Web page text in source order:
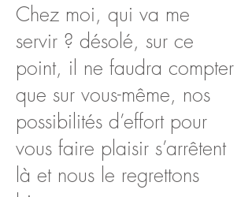
Chez moi, qui va me
servir ? désolé, sur ce
point, il ne faudra compter
que sur vous-même, nos
possibilités d’effort pour
vous faire plaisir s’arrêtent
là et nous le regrettons